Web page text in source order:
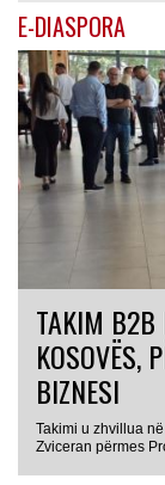
E-DIASPORA
TAKIM B2B
KOSOVËS,
BIZNESI
Takimi u zhvillua
Zviceran përmes